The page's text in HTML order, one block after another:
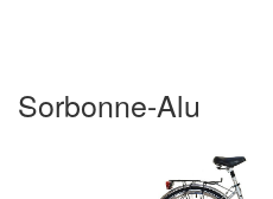
Sorbonne-Alu